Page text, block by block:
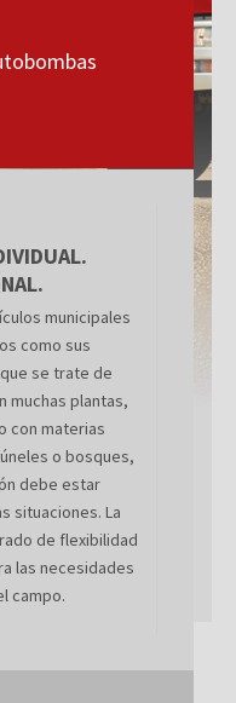
municipales
como sus
se trate de
muchas plantas,
con materias
o bosques,
debe estar
situaciones. La
de flexibilidad
las necesidades
campo.